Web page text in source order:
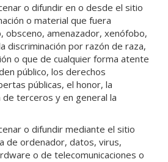
o difundir en o desde el sitio
o material que fuera
obsceno, amenazador, xenófobo,
discriminación por razón de raza,
o que de cualquier forma atente
público, los derechos
públicas, el honor, la
de terceros y en general la
o difundir mediante el sitio
de ordenador, datos, virus,
o de telecomunicaciones o